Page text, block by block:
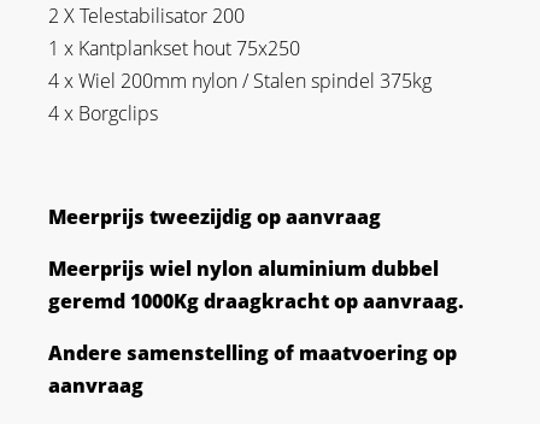
2 X Telestabilisator 200
1 x Kantplankset hout 75x250
4 x Wiel 200mm nylon / Stalen spindel 375kg
4 x Borgclips
Meerprijs tweezijdig op aanvraag
Meerprijs wiel nylon aluminium dubbel
geremd 1000Kg draagkracht op aanvraag.
Andere samenstelling of maatvoering op
aanvraag